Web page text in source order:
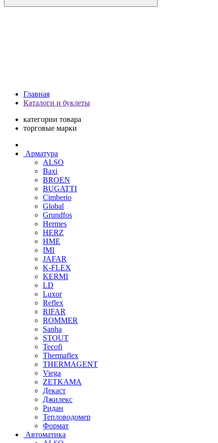
Главная
Каталоги и буклеты
категории товара
торговые марки
Арматура
ALSO
Baxi
BROEN
BUGATTI
Cimberio
Global
Grundfos
Hermes
HERZ
HME
IMI
JAFAR
K-FLEX
KERMI
LD
Luxor
Reflex
RIFAR
ROMMER
Sanha
STOUT
Tecofi
Thermaflex
THERMAGENT
Viega
ZETKAMA
Декаст
Джилекс
Ридан
Тепловодомер
Формат
Автоматика